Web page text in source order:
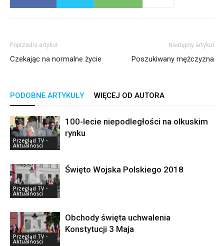
Poprzedni artykuł
Czekając na normalne życie
Następny artykuł
Poszukiwany mężczyzna
PODOBNE ARTYKUŁY WIĘCEJ OD AUTORA
Przegląd TV -
Aktualności
100-lecie niepodległości na olkuskim
rynku
Przegląd TV -
Aktualności
Święto Wojska Polskiego 2018
Przegląd TV -
Aktualności
Obchody święta uchwalenia
Konstytucji 3 Maja